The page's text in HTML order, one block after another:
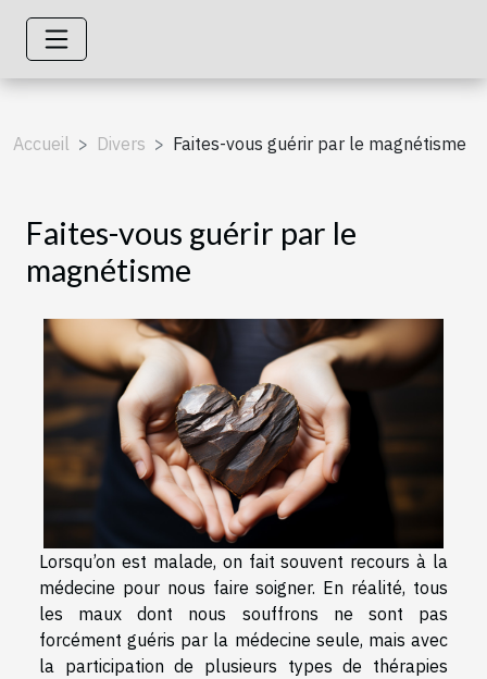
Accueil Divers Faites-vous guérir par le magnétisme
Faites-vous guérir par le
magnétisme
Lorsqu’on est malade, on fait souvent recours à la
médecine pour nous faire soigner. En réalité, tous
les maux dont nous souffrons ne sont pas
forcément guéris par la médecine seule, mais avec
la participation de plusieurs types de thérapies